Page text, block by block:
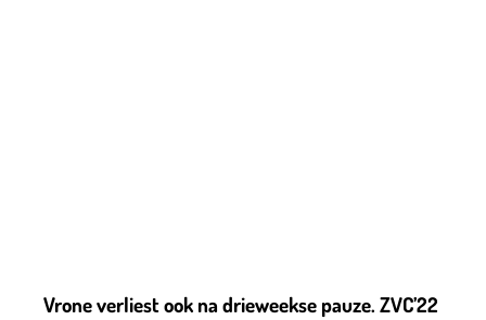
Vrone verliest ook na drieweekse pauze. ZVC’22